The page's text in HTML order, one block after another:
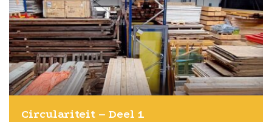
Circulariteit – Deel 1